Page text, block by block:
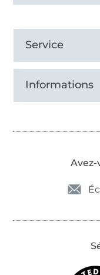
Service
Informations
Avez-